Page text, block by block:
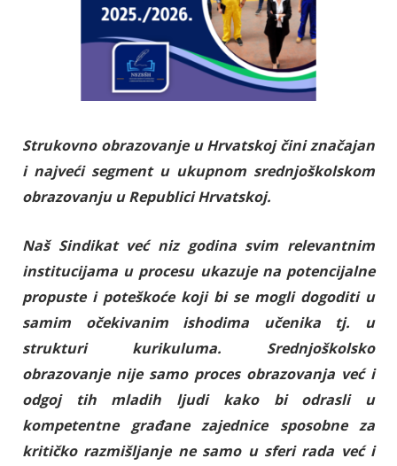
Strukovno obrazovanje u Hrvatskoj čini značajan
i najveći segment u ukupnom srednjoškolskom
obrazovanju u Republici Hrvatskoj.
Naš Sindikat već niz godina svim relevantnim
institucijama u procesu ukazuje na potencijalne
propuste i poteškoće koji bi se mogli dogoditi u
samim očekivanim ishodima učenika tj. u
strukturi kurikuluma. Srednjoškolsko
obrazovanje nije samo proces obrazovanja već i
odgoj tih mladih ljudi kako bi odrasli u
kompetentne građane zajednice sposobne za
kritičko razmišljanje ne samo u sferi rada već i